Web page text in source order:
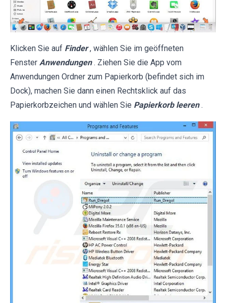
Klicken Sie auf Finder , wählen Sie im geöffneten
Fenster Anwendungen . Ziehen Sie die App vom
Anwendungen Ordner zum Papierkorb (befindet sich im
Dock), machen Sie dann einen Rechtsklick auf das
Papierkorbzeichen und wählen Sie Papierkorb leeren .